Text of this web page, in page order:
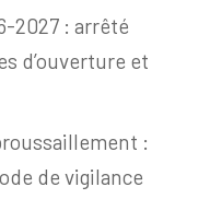
2027 : arrêté
d’ouverture et
:
de vigilance